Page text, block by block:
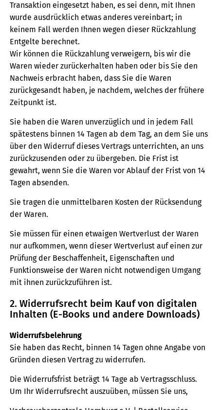
Transaktion eingesetzt haben, es sei denn, mit Ihnen
wurde ausdrücklich etwas anderes vereinbart; in
keinem Fall werden Ihnen wegen dieser Rückzahlung
Entgelte berechnet.
Wir können die Rückzahlung verweigern, bis wir die
Waren wieder zurückerhalten haben oder bis Sie den
Nachweis erbracht haben, dass Sie die Waren
zurückgesandt haben, je nachdem, welches der frühere
Zeitpunkt ist.
Sie haben die Waren unverzüglich und in jedem Fall
spätestens binnen 14 Tagen ab dem Tag, an dem Sie uns
über den Widerruf dieses Vertrags unterrichten, an uns
zurückzusenden oder zu übergeben. Die Frist ist
gewahrt, wenn Sie die Waren vor Ablauf der Frist von 14
Tagen absenden.
Sie tragen die unmittelbaren Kosten der Rücksendung
der Waren.
Sie müssen für einen etwaigen Wertverlust der Waren
nur aufkommen, wenn dieser Wertverlust auf einen zur
Prüfung der Beschaffenheit, Eigenschaften und
Funktionsweise der Waren nicht notwendigen Umgang
mit ihnen zurückzuführen ist.
2. Widerrufsrecht beim Kauf von digitalen
Inhalten (E-Books und andere Downloads)
Widerrufsbelehrung
Sie haben das Recht, binnen 14 Tagen ohne Angabe von
Gründen diesen Vertrag zu widerrufen.
Die Widerrufsfrist beträgt 14 Tage ab Vertragsschluss.
Um Ihr Widerrufsrecht auszuüben, müssen Sie uns,